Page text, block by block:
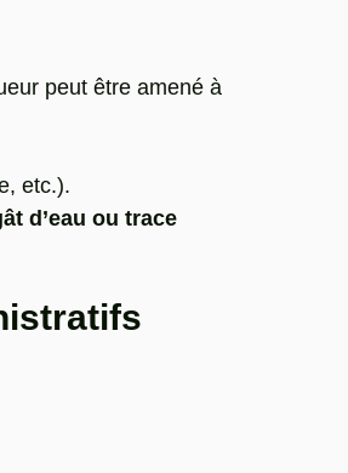
peut être amené à
etc.).
d’eau ou trace